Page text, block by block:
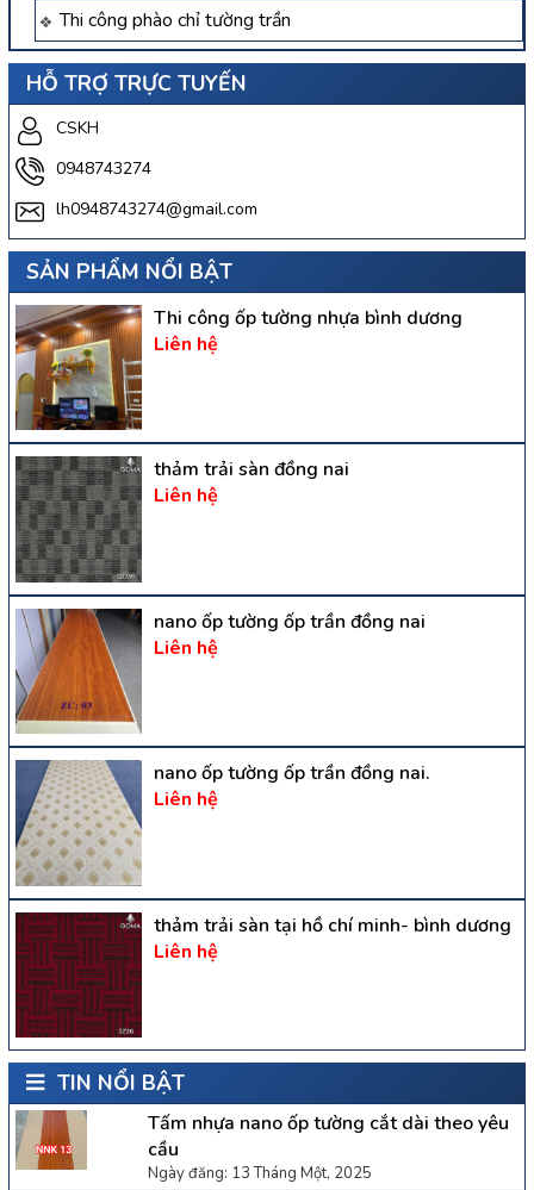
Thi công phào chỉ tường trần
HỖ TRỢ TRỰC TUYẾN
CSKH
0948743274
lh0948743274@gmail.com
SẢN PHẨM NỔI BẬT
Thi công ốp tường nhựa bình dương
Liên hệ
thảm trải sàn đồng nai
Liên hệ
nano ốp tường ốp trần đồng nai
Liên hệ
nano ốp tường ốp trần đồng nai.
Liên hệ
thảm trải sàn tại hồ chí minh- bình dương
Liên hệ
TIN NỔI BẬT
Tấm nhựa nano ốp tường cắt dài theo yêu
cầu
Ngày đăng: 13 Tháng Một, 2025